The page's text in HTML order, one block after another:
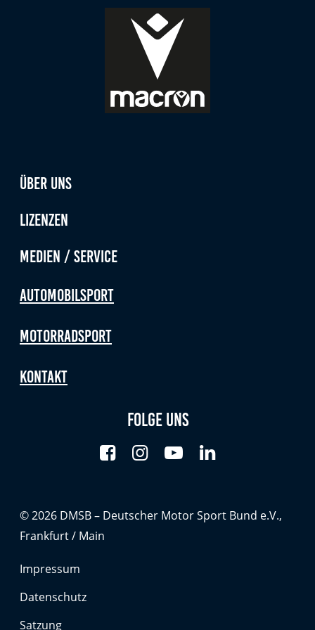
Über uns
Lizenzen
Medien / Service
Automobilsport
Motorradsport
Kontakt
Folge uns
© 2026 DMSB – Deutscher Motor Sport Bund e.V.,
Frankfurt / Main
Impressum
Datenschutz
Satzung